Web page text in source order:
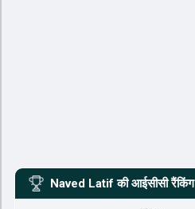
Naved Latif की आईसीसी रैंकिंग